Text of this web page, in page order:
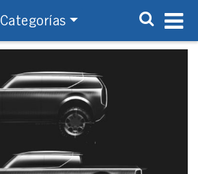
Categorías